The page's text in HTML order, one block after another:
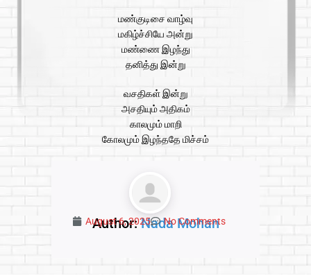
மண்குடிசை வாழ்வு
மகிழ்ச்சியே அன்று
மண்ணை இழந்து
தனித்து இன்று
வசதிகள் இன்று
அசதியும் அதிகம்
காலமும் மாறி
கோலமும் இழந்ததே மிச்சம்
Author:Nada Mohan
August 6, 2025 No Comments